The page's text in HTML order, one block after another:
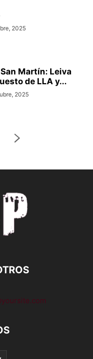
2025
Martín: Leiva
de LLA y...
2025